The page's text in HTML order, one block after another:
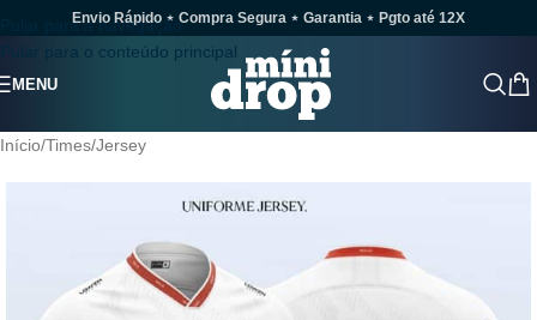
Pular para a navegação
Pular para o conteúdo principal
Envio Rápido ⋆ Compra Segura ⋆ Garantia ⋆ Pgto até 12X
MENU
Início/Times/Jersey